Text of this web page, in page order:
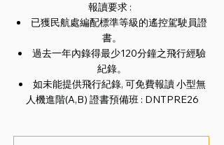
報讀要求 :
已獲民航處編配標準等級的遙控駕駛員證
書。
過去一年內錄得最少120分鐘之飛行經驗
紀錄。
如未能提供飛行紀錄, 可免費報讀 小型無
人機進階(A,B) 證書預備班 : DNTPRE26